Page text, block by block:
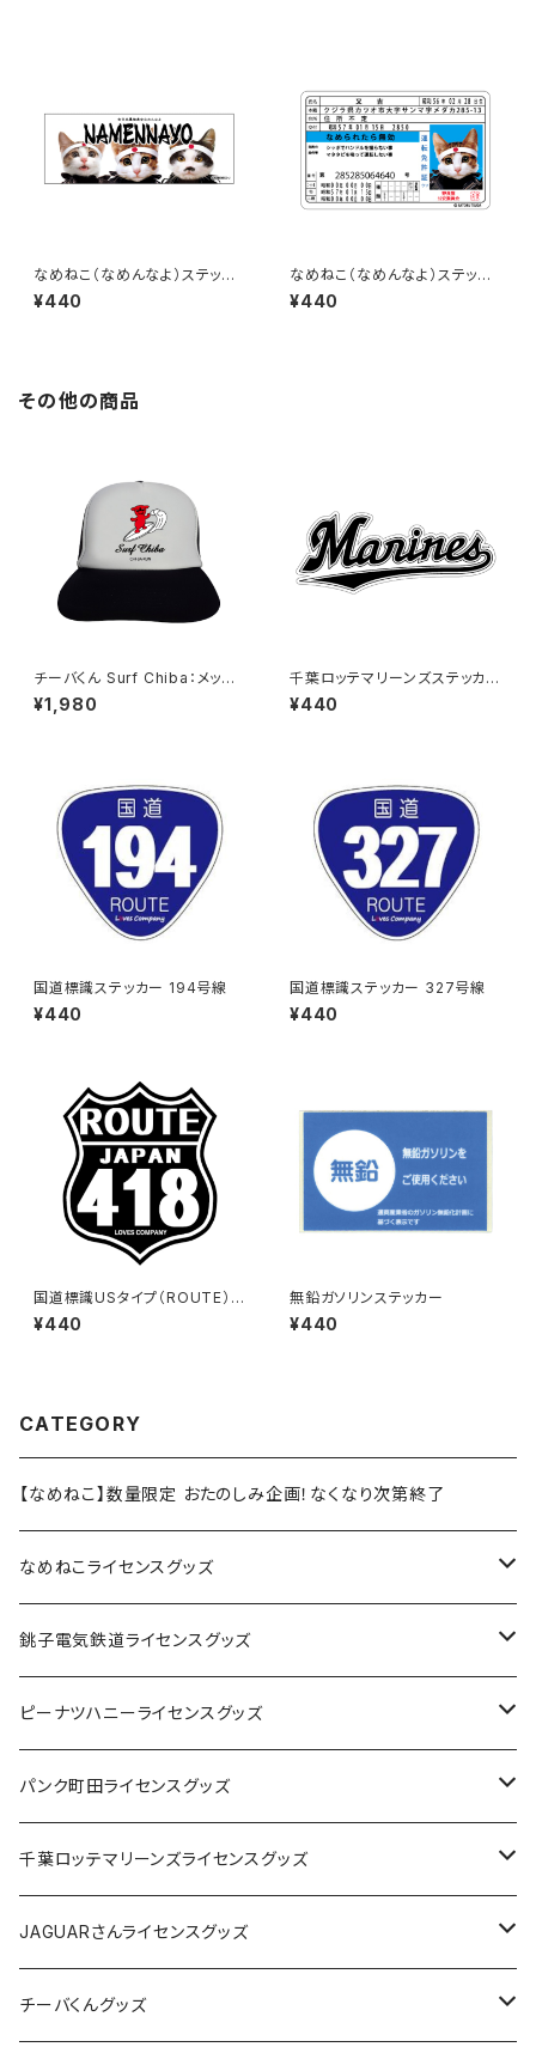
なめねこ（なめんなよ）ステッカ
ー C-3
¥440
なめねこ（なめんなよ）ステッカ
ー D-2
¥440
その他の商品
チーバくん Surf Chiba：メッシ
ュキャップ（Aホワイト）
¥1,980
千葉ロッテマリーンズステッカー
16
¥440
国道標識ステッカー 194号線
¥440
国道標識ステッカー 327号線
¥440
国道標識USタイプ（ROUTE）ス
テッカー 418号線（ブラック）
¥440
無鉛ガソリンステッカー
¥440
CATEGORY
【なめねこ】数量限定 おたのしみ企画！なくなり次第終了
なめねこライセンスグッズ
Tシャツ
キャップ
ステッカー
缶バッジ
ホテルキーホルダー
銚子電気鉄道ライセンスグッズ
ステッカー
缶バッジ
アクリルキーホルダー
ホテルキーホルダー
クリアファイル
ピーナツハニーライセンスグッズ
Tシャツ
キャップ
バッグ
ステッカー
パンク町田ライセンスグッズ
Tシャツ
キャップ
バッグ
千葉ロッテマリーンズライセンスグッズ
ステッカー
ステッカー
缶バッジ
JAGUARさんライセンスグッズ
Tシャツ
チーバくんグッズ